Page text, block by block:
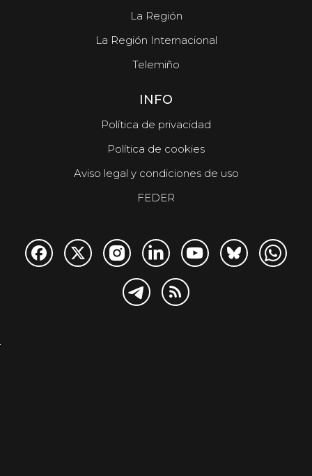
La Región
La Región Internacional
Telemiño
INFO
Política de privacidad
Política de cookies
Aviso legal y condiciones de uso
FEDER